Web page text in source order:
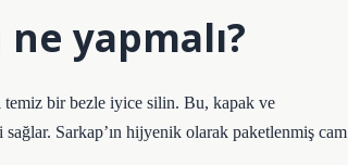
yapmalı?
temiz bir bezle iyice silin. Bu, kapak ve
Sarkap’ın hijyenik olarak paketlenmiş cam